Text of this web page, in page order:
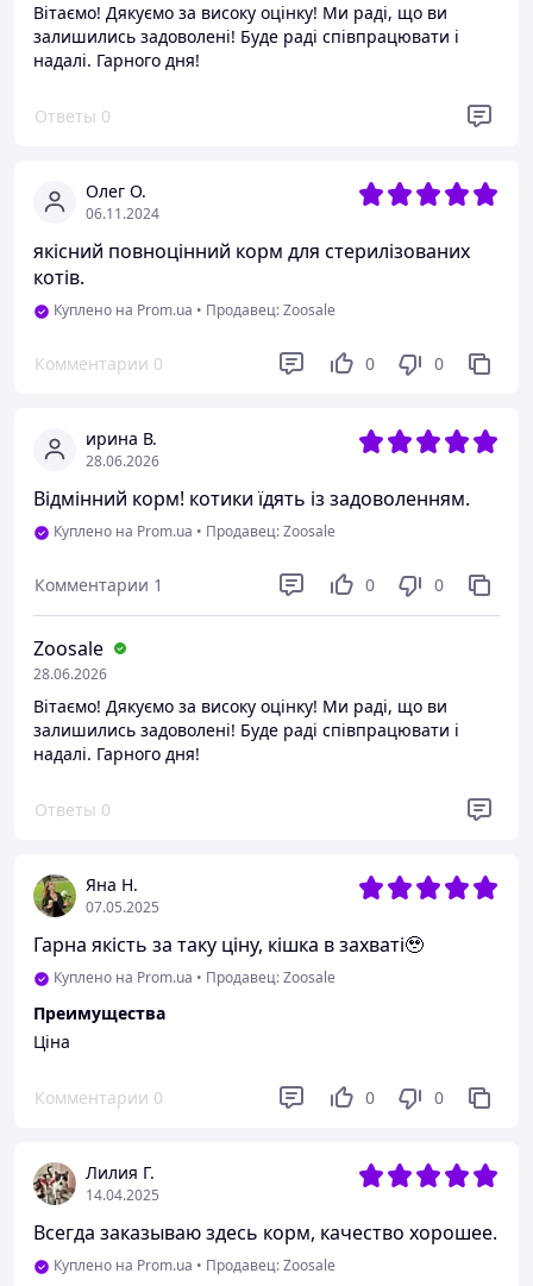
Вітаємо! Дякуємо за високу оцінку! Ми раді, що ви
залишились задоволені! Буде раді співпрацювати і
надалі. Гарного дня!
Ответы 0
Олег О.
06.11.2024
якісний повноцінний корм для стерилізованих
котів.
Куплено на Prom.ua • Продавец: Zoosale
Комментарии 0 0 0
ирина В.
28.06.2026
Відмінний корм! котики їдять із задоволенням.
Куплено на Prom.ua • Продавец: Zoosale
Комментарии 1 0 0
Zoosale
28.06.2026
Вітаємо! Дякуємо за високу оцінку! Ми раді, що ви
залишились задоволені! Буде раді співпрацювати і
надалі. Гарного дня!
Ответы 0
Яна Н.
07.05.2025
Гарна якість за таку ціну, кішка в захваті🥹
Куплено на Prom.ua • Продавец: Zoosale
Преимущества
Ціна
Комментарии 0 0 0
Лилия Г.
14.04.2025
Всегда заказываю здесь корм, качество хорошее.
Куплено на Prom.ua • Продавец: Zoosale